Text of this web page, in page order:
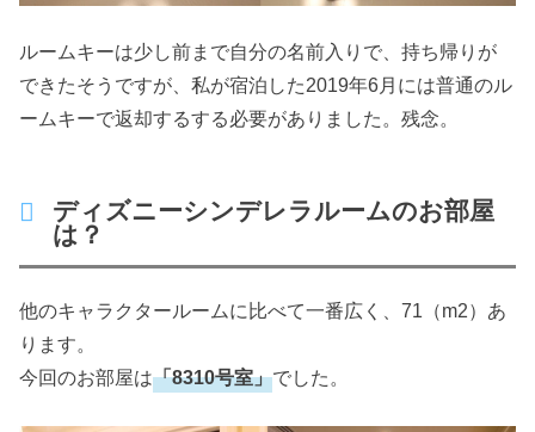
ルームキーは少し前まで自分の名前入りで、持ち帰りが
できたそうですが、私が宿泊した2019年6月には普通のル
ームキーで返却するする必要がありました。残念。
ディズニーシンデレラルームのお部屋
は？
他のキャラクタールームに比べて一番広く、71（m2）あ
ります。
今回のお部屋は「8310号室」でした。